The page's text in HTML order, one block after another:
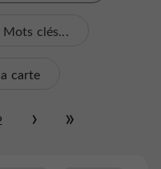
Mots clés...
carte